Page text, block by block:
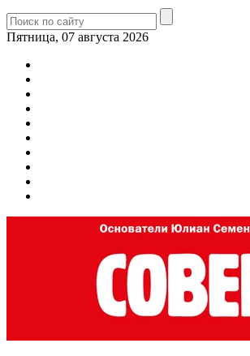
Пятница, 07 августа 2026